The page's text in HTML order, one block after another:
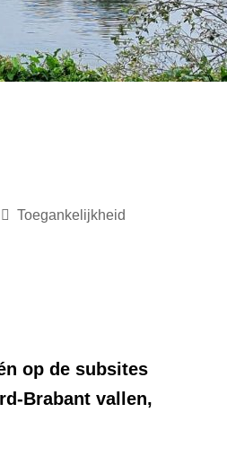
Toegankelijkheid
op de subsites
Brabant vallen,